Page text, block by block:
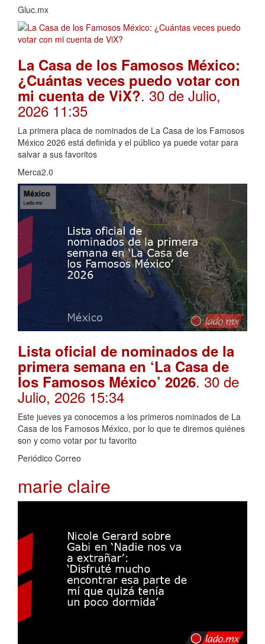
Gluc.mx
La Casa de los Famosos México:
¿Cuántas veces puedo votar con
mi cuenta de ViX?. 30 de Julio,
2026 11:35
La primera placa de nominados de La Casa de los Famosos
México 2026 está definida y el público ya puede votar para
salvar a sus favoritos
Merca2.0
Lista oficial de nominados de la
primera semana en ‘La Casa de
los Famosos México’ 2026. 30 de
Julio, 2026 15:34
Este jueves ya conocemos a los primeros nominados de La
Casa de los Famosos México, por lo que te diremos quiénes
son y como votar por tu favorito
Periódico Correo
marie claire